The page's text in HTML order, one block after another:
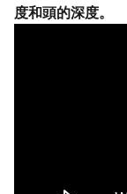
度和頭的深度。